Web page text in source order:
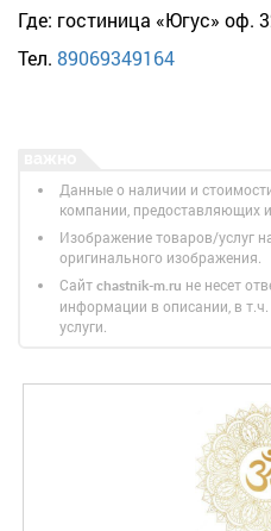
Где: гостиница «Югус» оф.
Тел. 89069349164
Данные о наличии и
компании, предоставляющих
Изображение товаров/услуг
оригинального изображения.
Сайт chastnik-m.ru не несет
информации в описании, в
услуги.